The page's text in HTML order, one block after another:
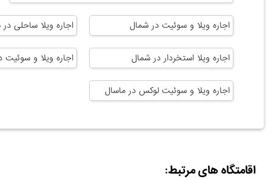
اجاره ویلا و سوئیت در شمال اجاره ویلا ساحلی
اجاره ویلا استخردار در شمال اجاره ویلا و سوئیت
اجاره ویلا و سوئیت لوکس در ماسال
اقامتگاه های مرتبط: